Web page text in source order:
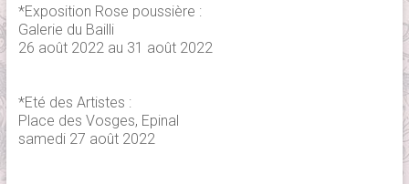
*Exposition Rose poussière :
Galerie du Bailli
26 août 2022 au 31 août 2022
*Eté des Artistes :
Place des Vosges, Epinal
samedi 27 août 2022